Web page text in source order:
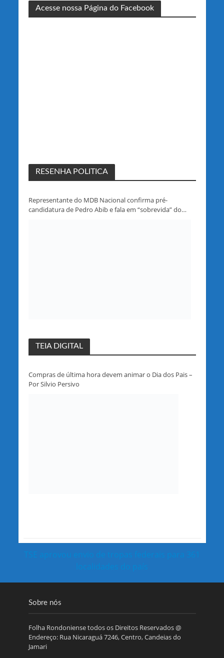
Acesse nossa Página do Facebook
RESENHA POLITICA
Representante do MDB Nacional confirma pré-
candidatura de Pedro Abib e fala em “sobrevida” do
TEIA DIGITAL
Compras de última hora devem animar o Dia dos Pais –
Por Silvio Persivo
TSE aprovou envio de tropas federais para 361
localidades do país
Sobre nós
Folha Rondoniense todos os Direitos Reservados @
Endereço: Rua Nicaraguá 7246, Centro, Candeias do
Jamari